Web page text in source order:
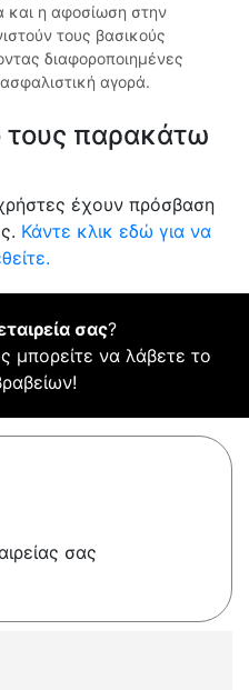
και η αφοσίωση στην
τους βασικούς
διαφοροποιημένες
αγορά.
τους παρακάτω
έχουν πρόσβαση
Κάντε κλικ εδώ για να
σας?
μπορείτε να λάβετε το
σας